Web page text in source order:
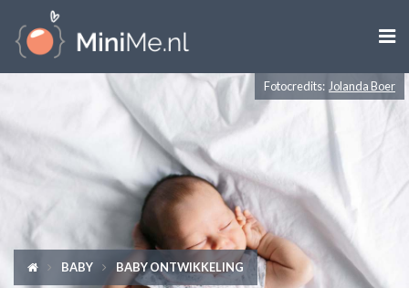

ZWANGER WORDEN
ZWANGER
PEUTER
KIND
Fotocredits: Jolanda Boer
BABY BABY ONTWIKKELING